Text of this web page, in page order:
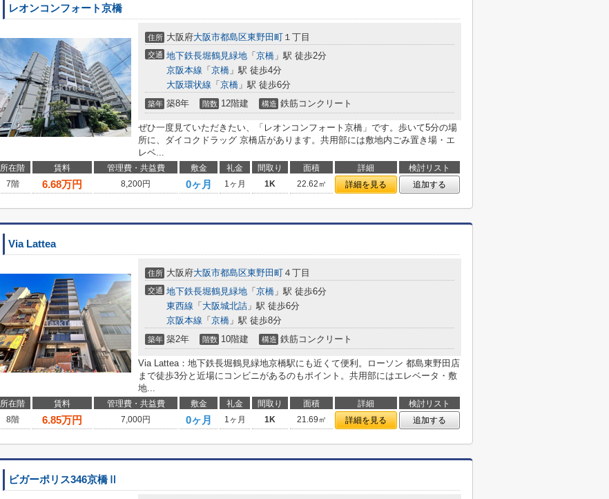
レオンコンフォート京橋
住所 大阪府大阪市都島区東野田町 １丁目
交通 地下鉄長堀鶴見緑地 「 京橋 」駅 徒歩2分
京阪本線 「 京橋 」駅 徒歩4分
大阪環状線 「 京橋 」駅 徒歩6分
築年 築8年 階数 12階建 構造 鉄筋コンクリート
ぜひ一度見ていただきたい、「レオンコンフォート京橋」です。歩いて5分の場
所に、ダイコクドラッグ 京橋店があります。共用部には敷地内ごみ置き場・エ
レベ...
所在階 賃料 管理費・共益費 敷金 礼金 間取り 面積 詳細
検討リスト
7階
6.68万円 8,200円 0ヶ月 1ヶ月 1K 22.62㎡ 詳細を見る 追加する
Via Lattea
住所 大阪府大阪市都島区東野田町 ４丁目
交通 地下鉄長堀鶴見緑地 「 京橋 」駅 徒歩6分
東西線 「 大阪城北詰 」駅 徒歩6分
京阪本線 「 京橋 」駅 徒歩8分
築年 築2年 階数 10階建 構造 鉄筋コンクリート
Via Lattea：地下鉄長堀鶴見緑地京橋駅にも近くて便利。ローソン 都島東野田店
まで徒歩3分と近場にコンビニがあるのもポイント。共用部にはエレベータ・敷
地...
所在階 賃料 管理費・共益費 敷金 礼金 間取り 面積 詳細
検討リスト
8階
6.85万円 7,000円 0ヶ月 1ヶ月 1K 21.69㎡ 詳細を見る 追加する
ビガーポリス346京橋Ⅱ